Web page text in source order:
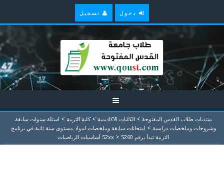
دخول تسجيل
منتديات طلاب القدس المفتوحة > الكليات الاكاديمية > كلية التربية > اسئلة سنوات سابقة
وشروحات وملخصات دراسية > امتحانات سابقة وملخصات لمواد مستوى سنة ثانية في برنامج
التربية تبدأ برقم 52xx
> 5260 أساسيات الرياضيات